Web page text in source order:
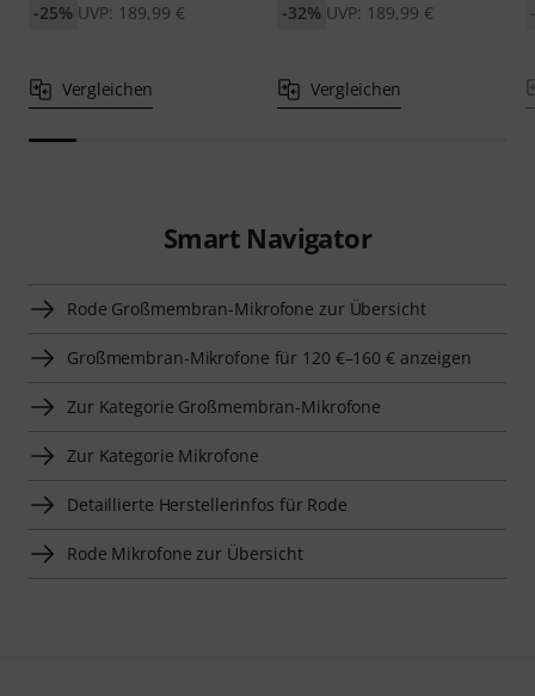
UVP: 189,99 €
-25%
Vergleichen
UVP: 189,99 €
-32%
Vergleichen
Smart Navigator
Rode Großmembran-Mikrofone zur Übersicht
Großmembran-Mikrofone für 120 €–160 € anzeigen
Zur Kategorie Großmembran-Mikrofone
Zur Kategorie Mikrofone
Detaillierte Herstellerinfos für Rode
Rode Mikrofone zur Übersicht